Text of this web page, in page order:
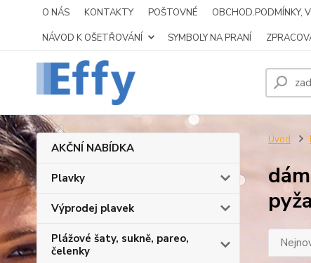
O NÁS KONTAKTY POŠTOVNÉ OBCHOD.PODMÍNKY,
NÁVOD K OŠETŘOVÁNÍ
SYMBOLY NA PRANÍ
AKČNÍ NABÍDKA
Plavky
Výprodej plavek
Plážové šaty, sukně, pareo,
čelenky
Úvod